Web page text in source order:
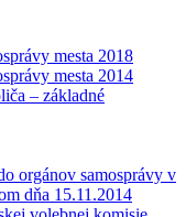
mesta 2018
mesta 2014
– základné
orgánov samosprávy v
dňa 15.11.2014